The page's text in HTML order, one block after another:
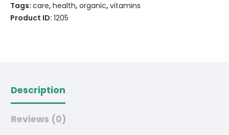
Tags: care, health, organic, vitamins
Product ID: 1205
Description
Reviews (0)